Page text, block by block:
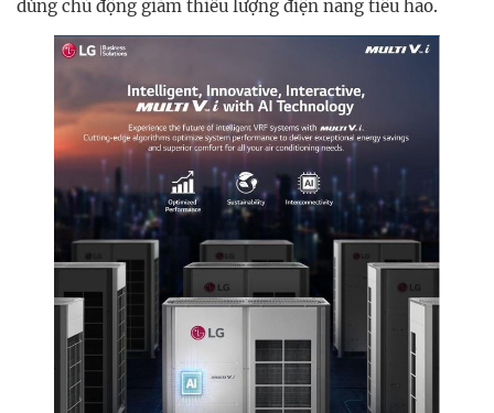
dùng chủ động giảm thiểu lượng điện năng tiêu hao.